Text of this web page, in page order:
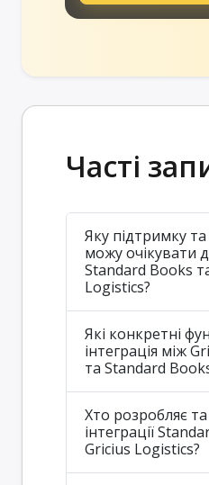
Часті
Яку підтримку
можу очікувати
Standard Books
Logistics?
Які конкретні
інтеграція між
та Standard
Хто розробляє
інтеграції
Gricius Logistics?